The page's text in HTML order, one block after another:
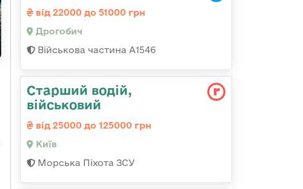
від 22000 до 51000 грн
Дрогобич
Військова частина А1546
Старший водій,
військовий
від 25000 до 125000 грн
Київ
Морська Піхота ЗСУ